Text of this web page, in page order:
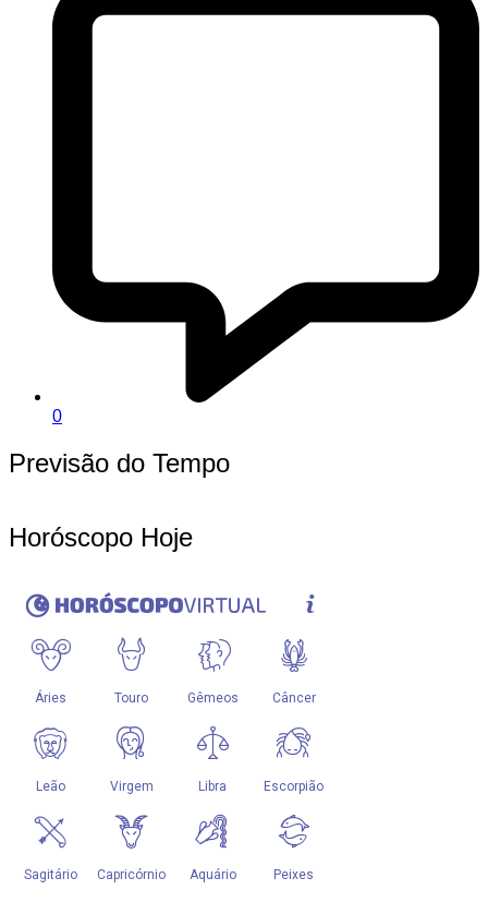
0
Previsão do Tempo
Horóscopo Hoje